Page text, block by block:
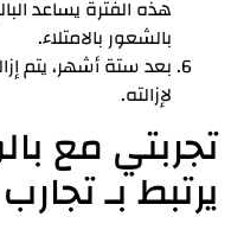
هذه الفترة يساعد
بالشعور بالامتلاء.
بعد ستة أشهر، يتم
لإزالته.
تجربتي مع
يرتبط بـ